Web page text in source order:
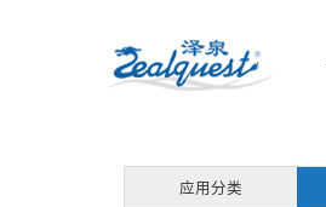
应用分类